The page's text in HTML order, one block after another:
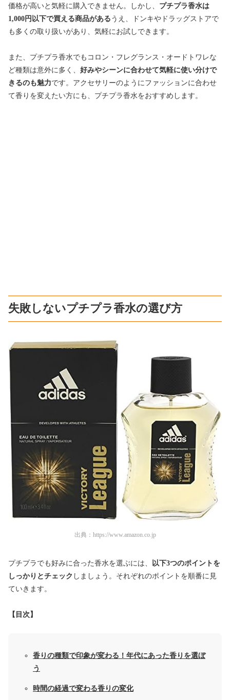
価格が高いと気軽に購入できません。しかし、 プチプラ香水は
1,000円以下で買える商品がある うえ、ドンキやドラッグストアで
も多くの取り扱いがあり、気軽にお試しできます。
また、プチプラ香水でもコロン・フレグランス・オードトワレな
ど種類は意外に多く、 好みやシーンに合わせて気軽に使い分けで
きるのも魅力です。アクセサリーのようにファッションに合わせ
て香りを変えたい方にも、プチプラ香水をおすすめします。
失敗しないプチプラ香水の選び方
出典： https://www.amazon.co.jp
プチプラでも好みに合った香水を選ぶには、
以下3つのポイントを
しっかりとチェック しましょう。それぞれのポイントを順番に見
ていきます。
【目次】
香りの種類で印象が変わる！年代にあった香りを選ぼ
う
時間の経過で変わる香りの変化